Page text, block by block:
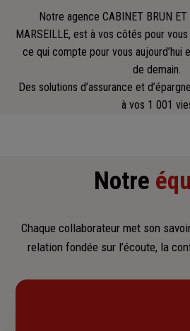
Notre agence CABINET BRUN ET
MARSEILLE, est à vos côtés pour
ce qui compte pour vous
de demain.
Des solutions d’assurance et
à vos 1 001
Notre
Chaque collaborateur met son
relation fondée sur l’écoute, la